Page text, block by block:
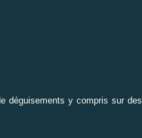
déguisements y compris sur des